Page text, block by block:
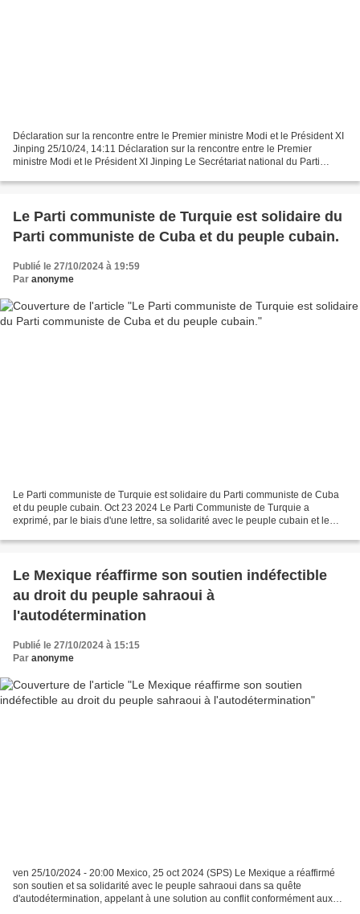
Déclaration sur la rencontre entre le Premier ministre Modi et le Président XI
Jinping 25/10/24, 14:11 Déclaration sur la rencontre entre le Premier
ministre Modi et le Président XI Jinping Le Secrétariat national du Parti
Le Parti communiste de Turquie est solidaire du
Parti communiste de Cuba et du peuple cubain.
Publié le 27/10/2024 à 19:59
Par anonyme
Le Parti communiste de Turquie est solidaire du Parti communiste de Cuba
et du peuple cubain. Oct 23 2024 Le Parti Communiste de Turquie a
exprimé, par le biais d'une lettre, sa solidarité avec le peuple cubain et le
Le Mexique réaffirme son soutien indéfectible
au droit du peuple sahraoui à
l'autodétermination
Publié le 27/10/2024 à 15:15
Par anonyme
ven 25/10/2024 - 20:00 Mexico, 25 oct 2024 (SPS) Le Mexique a réaffirmé
son soutien et sa solidarité avec le peuple sahraoui dans sa quête
d'autodétermination, appelant à une solution au conflit conformément aux